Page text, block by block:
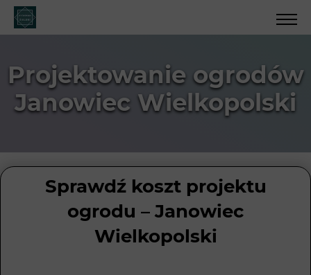
Projektowanie ogrodów
Janowiec Wielkopolski
Sprawdź koszt projektu
ogrodu – Janowiec
Wielkopolski